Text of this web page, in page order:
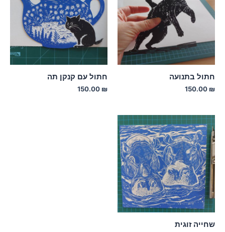
חתול בתנועה
150.00 ₪
חתול עם קנקן תה
150.00 ₪
שחייה זוגית